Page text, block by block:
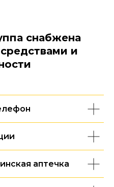
снабжена
и
аптечка